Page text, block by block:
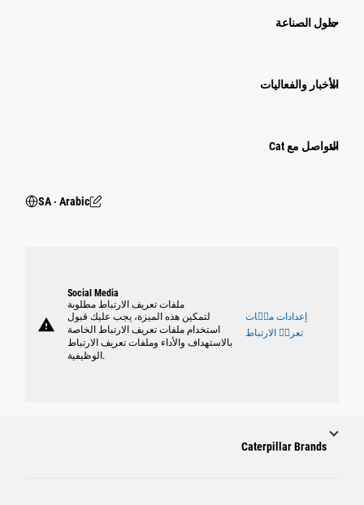
حلول الصناعة
الأخبار والفعاليات
التواصل مع Cat
SA ‧ Arabic
warning
Social Media
ملفات تعريف الارتباط مطلوبة
لتمكين هذه الميزة، يجب عليك قبول
استخدام ملفات تعريف الارتباط الخاصة
بالاستهداف والأداء وملفات تعريف الارتباط
الوظيفية.
إعدادات ملٝات
تعريٝ الارتباط
Caterpillar Brands